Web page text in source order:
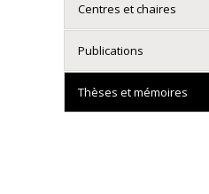
Centres et chaires
Publications
Thèses et mémoires